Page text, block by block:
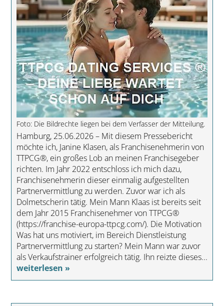
Foto: Die Bildrechte liegen bei dem Verfasser der Mitteilung.
Hamburg, 25.06.2026 – Mit diesem Pressebericht
möchte ich, Janine Klasen, als Franchisenehmerin von
TTPCG®, ein großes Lob an meinen Franchisegeber
richten. Im Jahr 2022 entschloss ich mich dazu,
Franchisenehmerin dieser einmalig aufgestellten
Partnervermittlung zu werden. Zuvor war ich als
Dolmetscherin tätig. Mein Mann Klaas ist bereits seit
dem Jahr 2015 Franchisenehmer von TTPCG®
(https://franchise-europa-ttpcg.com/). Die Motivation
Was hat uns motiviert, im Bereich Dienstleistung
Partnervermittlung zu starten? Mein Mann war zuvor
als Verkaufstrainer erfolgreich tätig. Ihn reizte dieses...
weiterlesen »